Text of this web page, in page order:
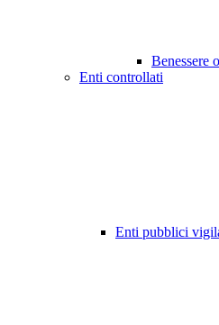
Benessere
Enti controllati
Enti pubblici